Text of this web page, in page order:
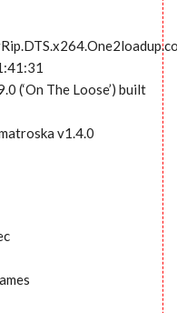
(‘On The Loose’) built
v1.4.0